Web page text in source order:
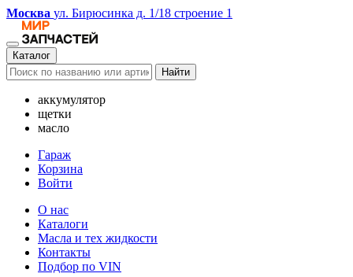
Москва ул. Бирюсинка д. 1/18 строение 1
Каталог
Найти
аккумулятор
щетки
масло
Гараж
Корзина
Войти
О нас
Каталоги
Масла и тех жидкости
Контакты
Подбор по VIN